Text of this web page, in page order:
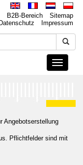
B2B-Bereich
Sitemap
Datenschutz
Impressum
Toggle
Angebotserstellung
Pflichtfelder sind mit